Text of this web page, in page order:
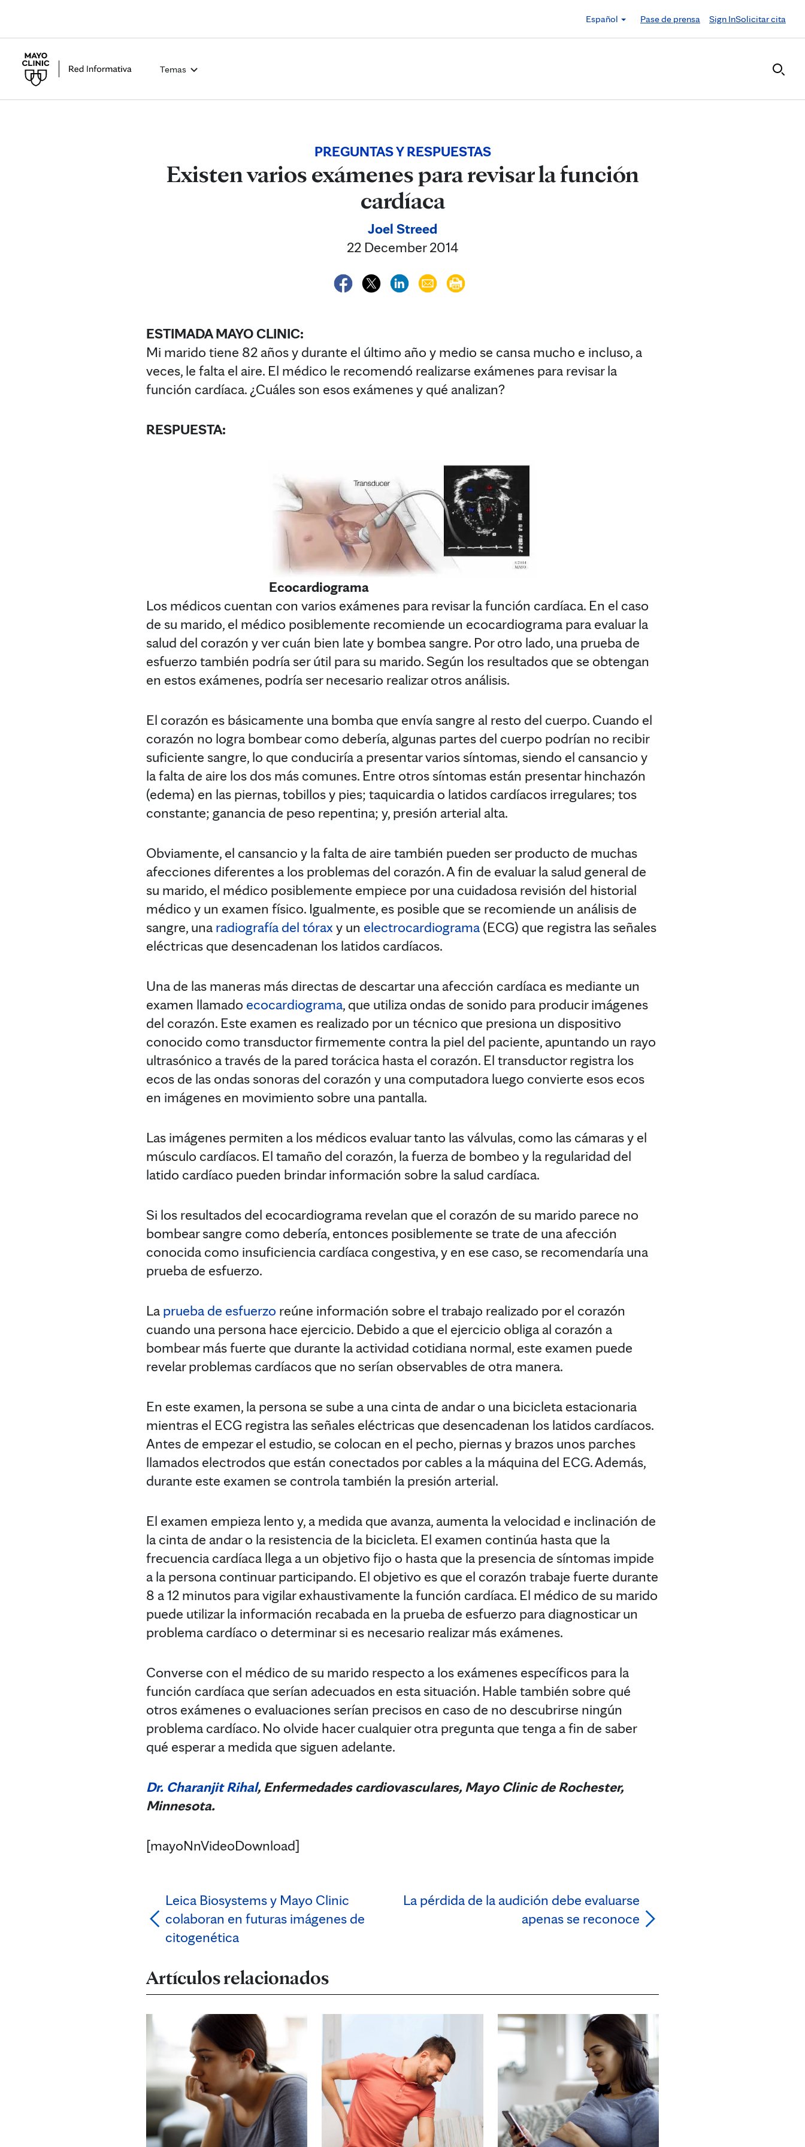
Español
Pase de prensa Sign InSolicitar cita
Temas
PREGUNTAS Y RESPUESTAS
Existen varios exámenes para revisar la función
cardíaca
Joel Streed
22 December 2014
ESTIMADA MAYO CLINIC:
Mi marido tiene 82 años y durante el último año y medio se cansa mucho e incluso, a
veces, le falta el aire. El médico le recomendó realizarse exámenes para revisar la
función cardíaca. ¿Cuáles son esos exámenes y qué analizan?
RESPUESTA:
Ecocardiograma
Los médicos cuentan con varios exámenes para revisar la función cardíaca. En el caso
de su marido, el médico posiblemente recomiende un ecocardiograma para evaluar la
salud del corazón y ver cuán bien late y bombea sangre. Por otro lado, una prueba de
esfuerzo también podría ser útil para su marido. Según los resultados que se obtengan
en estos exámenes, podría ser necesario realizar otros análisis.
El corazón es básicamente una bomba que envía sangre al resto del cuerpo. Cuando el
corazón no logra bombear como debería, algunas partes del cuerpo podrían no recibir
suficiente sangre, lo que conduciría a presentar varios síntomas, siendo el cansancio y
la falta de aire los dos más comunes. Entre otros síntomas están presentar hinchazón
(edema) en las piernas, tobillos y pies; taquicardia o latidos cardíacos irregulares; tos
constante; ganancia de peso repentina; y, presión arterial alta.
Obviamente, el cansancio y la falta de aire también pueden ser producto de muchas
afecciones diferentes a los problemas del corazón. A fin de evaluar la salud general de
su marido, el médico posiblemente empiece por una cuidadosa revisión del historial
médico y un examen físico. Igualmente, es posible que se recomiende un análisis de
sangre, una radiografía del tóraxy un electrocardiograma (ECG) que registra las señales
eléctricas que desencadenan los latidos cardíacos.
Una de las maneras más directas de descartar una afección cardíaca es mediante un
examen llamado ecocardiograma, que utiliza ondas de sonido para producir imágenes
del corazón. Este examen es realizado por un técnico que presiona un dispositivo
conocido como transductor firmemente contra la piel del paciente, apuntando un rayo
ultrasónico a través de la pared torácica hasta el corazón. El transductor registra los
ecos de las ondas sonoras del corazón y una computadora luego convierte esos ecos
en imágenes en movimiento sobre una pantalla.
Las imágenes permiten a los médicos evaluar tanto las válvulas, como las cámaras y el
músculo cardíacos. El tamaño del corazón, la fuerza de bombeo y la regularidad del
latido cardíaco pueden brindar información sobre la salud cardíaca.
Si los resultados del ecocardiograma revelan que el corazón de su marido parece no
bombear sangre como debería, entonces posiblemente se trate de una afección
conocida como insuficiencia cardíaca congestiva, y en ese caso, se recomendaría una
prueba de esfuerzo.
La prueba de esfuerzo reúne información sobre el trabajo realizado por el corazón
cuando una persona hace ejercicio. Debido a que el ejercicio obliga al corazón a
bombear más fuerte que durante la actividad cotidiana normal, este examen puede
revelar problemas cardíacos que no serían observables de otra manera.
En este examen, la persona se sube a una cinta de andar o una bicicleta estacionaria
mientras el ECG registra las señales eléctricas que desencadenan los latidos cardíacos.
Antes de empezar el estudio, se colocan en el pecho, piernas y brazos unos parches
llamados electrodos que están conectados por cables a la máquina del ECG. Además,
durante este examen se controla también la presión arterial.
El examen empieza lento y, a medida que avanza, aumenta la velocidad e inclinación de
la cinta de andar o la resistencia de la bicicleta. El examen continúa hasta que la
frecuencia cardíaca llega a un objetivo fijo o hasta que la presencia de síntomas impide
a la persona continuar participando. El objetivo es que el corazón trabaje fuerte durante
8 a 12 minutos para vigilar exhaustivamente la función cardíaca. El médico de su marido
puede utilizar la información recabada en la prueba de esfuerzo para diagnosticar un
problema cardíaco o determinar si es necesario realizar más exámenes.
Converse con el médico de su marido respecto a los exámenes específicos para la
función cardíaca que serían adecuados en esta situación. Hable también sobre qué
otros exámenes o evaluaciones serían precisos en caso de no descubrirse ningún
problema cardíaco. No olvide hacer cualquier otra pregunta que tenga a fin de saber
qué esperar a medida que siguen adelante.
Dr. Charanjit Rihal, Enfermedades cardiovasculares, Mayo Clinic de Rochester,
Minnesota.
[mayoNnVideoDownload]
Leica Biosystems y Mayo Clinic
colaboran en futuras imágenes de
citogenética
La pérdida de la audición debe evaluarse
apenas se reconoce
Artículos relacionados